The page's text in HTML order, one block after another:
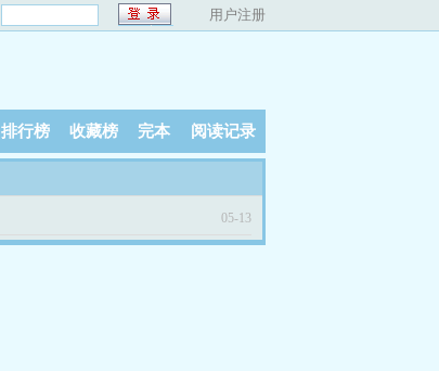
用户注册
排行榜 收藏榜 完本 阅读记录
05-13